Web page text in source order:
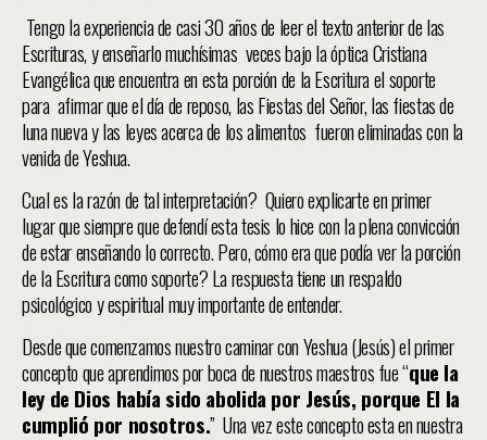
Tengo la experiencia de casi 30 años de leer el texto anterior de las
Escrituras, y enseñarlo muchísimas veces bajo la óptica Cristiana
Evangélica que encuentra en esta porción de la Escritura el soporte
para afirmar que el día de reposo, las Fiestas del Señor, las fiestas de
luna nueva y las leyes acerca de los alimentos fueron eliminadas con la
venida de Yeshua.
Cual es la razón de tal interpretación? Quiero explicarte en primer
lugar que siempre que defendí esta tesis lo hice con la plena convicción
de estar enseñando lo correcto. Pero, cómo era que podía ver la porción
de la Escritura como soporte? La respuesta tiene un respaldo
psicológico y espiritual muy importante de entender.
Desde que comenzamos nuestro caminar con Yeshua (Jesús) el primer
concepto que aprendimos por boca de nuestros maestros fue “que la
ley de Dios había sido abolida por Jesús, porque El la
cumplió por nosotros.” Una vez este concepto esta en nuestra